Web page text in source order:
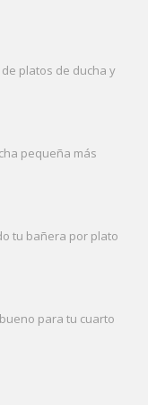
platos de ducha y
pequeña más
tu bañera por plato
para tu cuarto